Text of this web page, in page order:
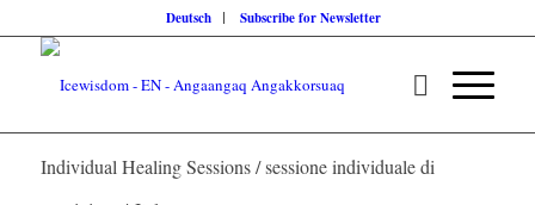
Deutsch Subscribe for Newsletter
Individual Healing Sessions / sessione individuale di